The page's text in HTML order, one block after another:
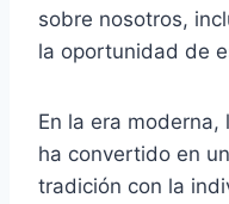
sobre nosotros,
la oportunidad de
En la era
ha convertido en
tradición con la